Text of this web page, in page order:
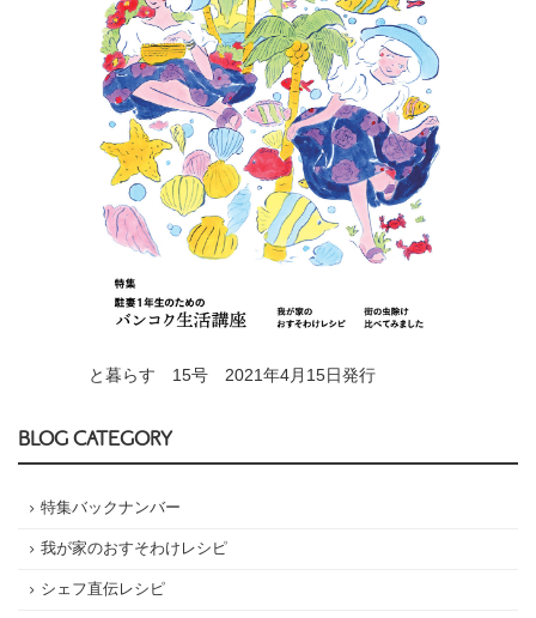
と暮らす 15号 2021年4月15日発行
BLOG CATEGORY
特集バックナンバー
我が家のおすそわけレシピ
シェフ直伝レシピ